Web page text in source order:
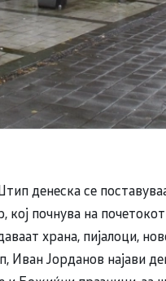
денеска се
почнува на
храна, пијалоци,
Јорданов најави